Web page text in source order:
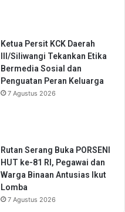
Ketua Persit KCK Daerah
III/Siliwangi Tekankan Etika
Bermedia Sosial dan
Penguatan Peran Keluarga
7 Agustus 2026
Rutan Serang Buka PORSENI
HUT ke-81 RI, Pegawai dan
Warga Binaan Antusias Ikut
Lomba
7 Agustus 2026